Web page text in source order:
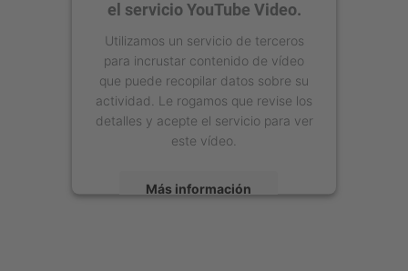
el servicio YouTube Video.
Utilizamos un servicio de terceros
para incrustar contenido de vídeo
que puede recopilar datos sobre su
actividad. Le rogamos que revise los
detalles y acepte el servicio para ver
este vídeo.
Más información